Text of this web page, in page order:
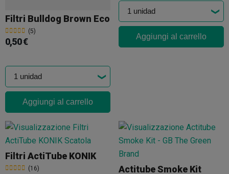
Filtri Bulldog Brown Eco
(5)
0,50 €
Aggiungi al carrello
Aggiungi al carrello
Filtri ActiTube KONIK
(16) Actitube Smoke Kit